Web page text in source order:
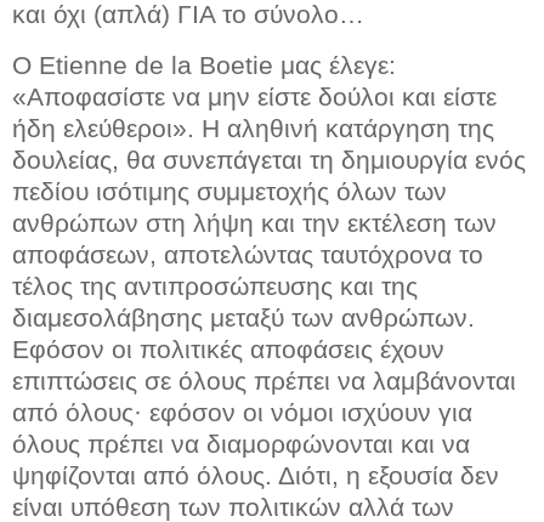
και όχι (απλά) ΓΙΑ το σύνολο…
Ο Etienne de la Boetie μας έλεγε:
«Αποφασίστε να μην είστε δούλοι και είστε
ήδη ελεύθεροι». Η αληθινή κατάργηση της
δουλείας, θα συνεπάγεται τη δημιουργία ενός
πεδίου ισότιμης συμμετοχής όλων των
ανθρώπων στη λήψη και την εκτέλεση των
αποφάσεων, αποτελώντας ταυτόχρονα το
τέλος της αντιπροσώπευσης και της
διαμεσολάβησης μεταξύ των ανθρώπων.
Εφόσον οι πολιτικές αποφάσεις έχουν
επιπτώσεις σε όλους πρέπει να λαμβάνονται
από όλους· εφόσον οι νόμοι ισχύουν για
όλους πρέπει να διαμορφώνονται και να
ψηφίζονται από όλους. Διότι, η εξουσία δεν
είναι υπόθεση των πολιτικών αλλά των